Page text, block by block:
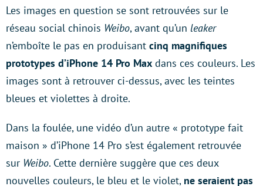
Les images en question se sont retrouvées sur le
réseau social chinois Weibo, avant qu’un leaker
n’emboîte le pas en produisant cinq magnifiques
prototypes d’iPhone 14 Pro Max dans ces couleurs. Les
images sont à retrouver ci-dessus, avec les teintes
bleues et violettes à droite.
Dans la foulée, une vidéo d’un autre « prototype fait
maison » d’iPhone 14 Pro s’est également retrouvée
sur Weibo. Cette dernière suggère que ces deux
nouvelles couleurs, le bleu et le violet, ne seraient pas